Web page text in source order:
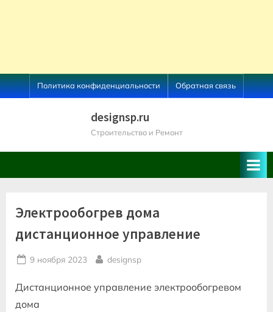
Skip
to
Политика конфиденциальности Обратная связь
designsp.ru
Строительство и Ремонт
Электрообогрев дома
дистанционное управление
Posted
9 ноября 2023 By
designsp
Дистанционное управление электрообогревом
дома